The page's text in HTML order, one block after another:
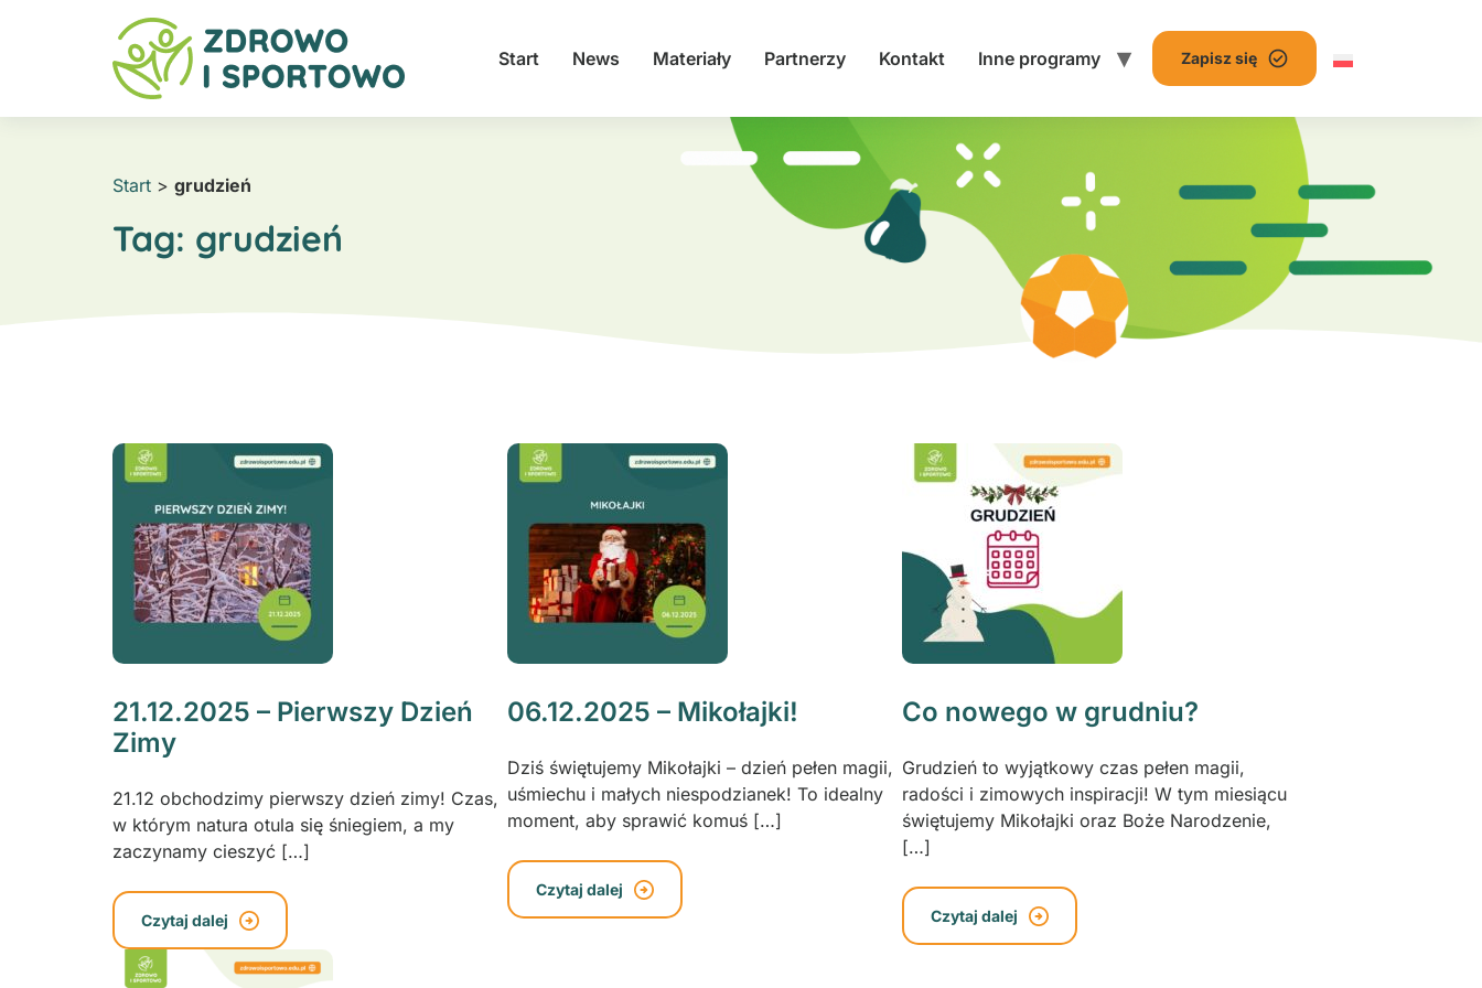
Start News Materiały Partnerzy Kontakt Inne programy Zapisz się
Start > grudzień
Tag: grudzień
21.12.2025 – Pierwszy Dzień
Zimy
21.12 obchodzimy pierwszy dzień zimy! Czas,
w którym natura otula się śniegiem, a my
zaczynamy cieszyć […]
Czytaj dalej
06.12.2025 – Mikołajki!
Dziś świętujemy Mikołajki – dzień pełen magii,
uśmiechu i małych niespodzianek! To idealny
moment, aby sprawić komuś […]
Czytaj dalej
Co nowego w grudniu?
Grudzień to wyjątkowy czas pełen magii,
radości i zimowych inspiracji! W tym miesiącu
świętujemy Mikołajki oraz Boże Narodzenie,
[…]
Czytaj dalej